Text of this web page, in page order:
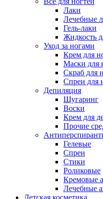
Лаки
Лечебные
Гель-лаки
Жидкость
Уход за ногами
Крем для
Маски для
Скраб для
Спреи для
Депиляция
Шугаринг
Воски
Крем для
Прочие
Гелевые
Спреи
Стики
Роликовые
Кремовые
Лечебные
Детская косметика